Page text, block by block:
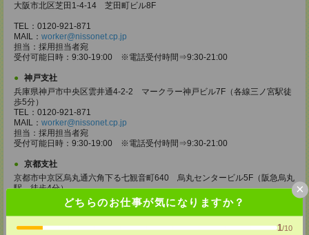
どちらのお仕事が気になりますか？
1/10
×
大阪市北区芝田1-4-14 芝田町ビル8F
TEL：0120-921-871
MAIL： worker@nissonet.cp.jp
担当：採用担当者宛
受付可能日時：9:30-19:00 ※電話受付時間⇒9:30-21:00
神戸支社
兵庫県神戸市中央区雲井通4-2-2 マークラー神戸ビル7F（各線三ノ宮駅徒
歩5分）
TEL：0120-921-871
MAIL： worker@nissonet.cp.jp
担当：採用担当者宛
受付可能日時：9:30-19:00 ※電話受付時間⇒9:30-21:00
京都支社
京都市中京区烏丸通六角下る七観音町640 烏丸センタービル5F（阪急烏丸
駅 徒歩4分）
TEL：0120-921-871
worker@nissonet.co.jp
担当：採用担当者宛
受付可能日時：9:30-19:00 ※電話受付時間⇒9:30-21:00